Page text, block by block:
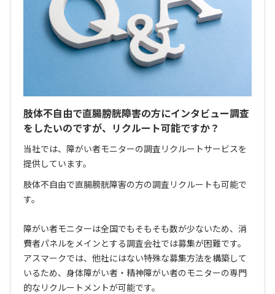
肢体不自由で直腸膀胱障害の方にインタビュー調査
をしたいのですが、リクルート可能ですか？
当社では、障がい者モニターの調査リクルートサービスを
提供しています。
肢体不自由で直腸膀胱障害の方の調査リクルートも可能で
す。
障がい者モニターは全国でもそもそも数が少ないため、消
費者パネルをメインとする調査会社では募集が困難です。
アスマークでは、他社にはない特殊な募集方法を構築して
いるため、身体障がい者・精神障がい者のモニターの専門
的なリクルートメントが可能です。